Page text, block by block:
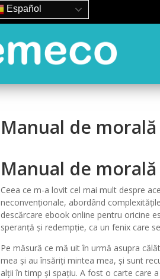
Manual de
Manual de
Ceea ce m-a lovit cel mai mult despre
neconvenționale, abordând
descărcare ebook online pentru oricine
speranță și redempție, ca un fenix care
Pe măsură ce mă uit în urmă asupra
mea și au însăriți mintea mea, și sunt
alții în timp și spațiu. A fost o carte care
Español